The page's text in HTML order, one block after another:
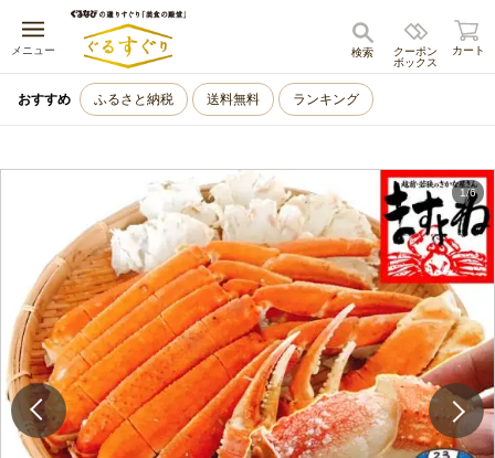
メニュー
キャンセル
クーポン
ボックス
検索 カート
おすすめ ふるさと納税 送料無料 ランキング
1/6